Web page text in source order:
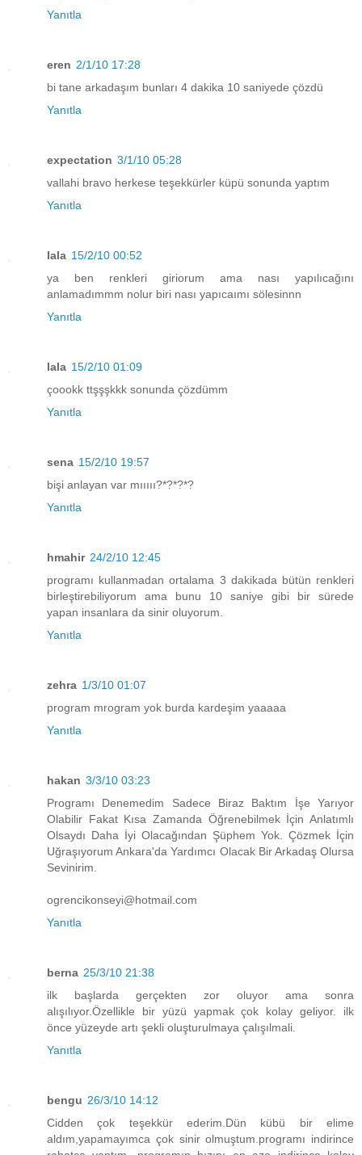
Yanıtla
eren 2/1/10 17:28
bi tane arkadaşım bunları 4 dakika 10 saniyede çözdü
Yanıtla
expectation 3/1/10 05:28
vallahi bravo herkese teşekkürler küpü sonunda yaptım
Yanıtla
lala 15/2/10 00:52
ya ben renkleri giriorum ama nası yapılıcağını
anlamadımmm nolur biri nası yapıcaımı sölesinnn
Yanıtla
lala 15/2/10 01:09
çoookk ttşşşkkk sonunda çözdümm
Yanıtla
sena 15/2/10 19:57
bişi anlayan var mııııı?*?*?*?
Yanıtla
hmahir 24/2/10 12:45
programı kullanmadan ortalama 3 dakikada bütün renkleri
birleştirebiliyorum ama bunu 10 saniye gibi bir sürede
yapan insanlara da sinir oluyorum.
Yanıtla
zehra 1/3/10 01:07
program mrogram yok burda kardeşim yaaaaa
Yanıtla
hakan 3/3/10 03:23
Programı Denemedim Sadece Biraz Baktım İşe Yarıyor
Olabilir Fakat Kısa Zamanda Öğrenebilmek İçin Anlatımlı
Olsaydı Daha İyi Olacağından Şüphem Yok. Çözmek İçin
Uğraşıyorum Ankara'da Yardımcı Olacak Bir Arkadaş Olursa
Sevinirim.
ogrencikonseyi@hotmail.com
Yanıtla
berna 25/3/10 21:38
ilk başlarda gerçekten zor oluyor ama sonra
alışılıyor.Özellikle bir yüzü yapmak çok kolay geliyor. ilk
önce yüzeyde artı şekli oluşturulmaya çalışılmali.
Yanıtla
bengu 26/3/10 14:12
Cidden çok teşekkür ederim.Dün kübü bir elime
aldım,yapamayımca çok sinir olmuştum.programı indirince